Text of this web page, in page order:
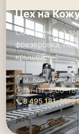
Цех на
Собственный
фрезеровка,
крышей.
📍м.
🕑Пн–Пт:
📞8 495 181-19-91